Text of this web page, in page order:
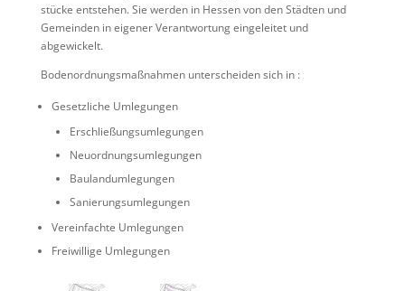
stücke entstehen. Sie werden in Hessen von den Städten und
Gemeinden in eigener Verant­wor­tung einge­leitet und
abgewickelt.
Boden­ord­nungs­maß­nahmen unter­scheiden sich in :
Gesetz­liche Umlegungen
Erschlie­ßungs­um­le­gungen
Neuord­nungs­um­le­gungen
Bauland­um­le­gungen
Sanie­rungs­um­le­gungen
Verein­fachte Umlegungen
Freiwil­lige Umlegungen